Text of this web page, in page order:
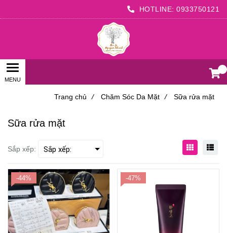
HOTLINE: 0933750121
Trang chủ / Chăm Sóc Da Mặt / Sữa rửa mặt
Sữa rửa mặt
Sắp xếp:
-44% -47%